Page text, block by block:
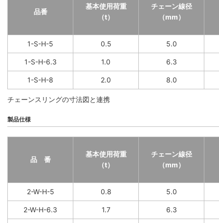
品番
基本使用荷重
（t）
チェーン線径
（mm）
1-S-H-5 0.5 5.0
1-S-H-6.3 1.0 6.3
1-S-H-8 2.0 8.0
チェーンスリングの寸法図と連携
製品仕様
品 番
基本使用荷重
（t）
チェーン線径
（mm）
2-W-H-5 0.8 5.0
2-W-H-6.3 1.7 6.3